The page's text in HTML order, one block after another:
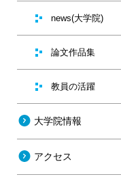
news(大学院)
論文作品集
教員の活躍
大学院情報
アクセス